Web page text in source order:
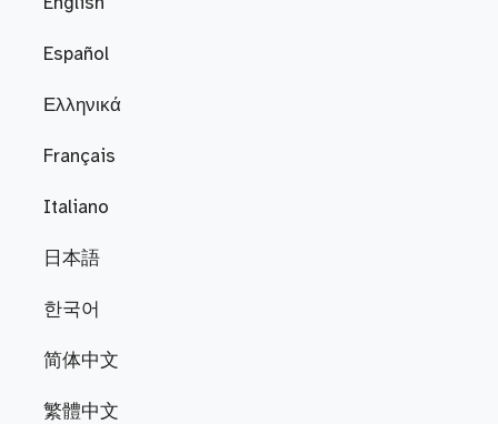
Español
Ελληνικά
Français
Italiano
日本語
한국어
简体中文
繁體中文